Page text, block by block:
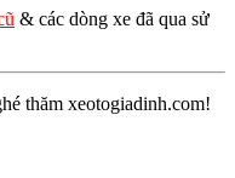
& các dòng xe đã qua sử
thăm xeotogiadinh.com!